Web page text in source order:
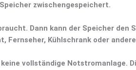
zwischengespeichert.
Dann kann der Speicher den
Fernseher, Kühlschrank oder
vollständige Notstromanlage.